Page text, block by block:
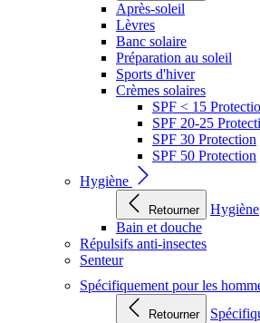
Après-soleil
Lèvres
Banc solaire
Préparation au soleil
Sports d'hiver
Crèmes solaires
SPF < 15
SPF 20-25
SPF 30 Protection
SPF 50 Protection
Hygiène
Retourner
Hygiène
Bain et douche
Répulsifs anti-insectes
Senteur
Spécifiquement pour les
Retourner